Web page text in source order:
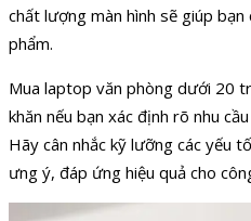
chất lượng màn hình sẽ giúp
phẩm.
Mua laptop văn phòng dưới 20
khăn nếu bạn xác định rõ nhu
Hãy cân nhắc kỹ lưỡng các yếu
ưng ý, đáp ứng hiệu quả cho